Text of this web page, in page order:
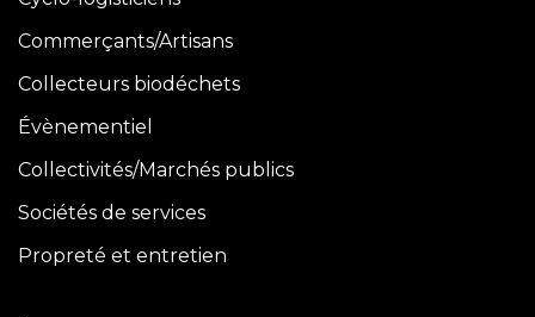
Commerçants/Artisans
Collecteurs biodéchets
Évènementiel
Collectivités/Marchés publics
Sociétés de services
Propreté et entretien